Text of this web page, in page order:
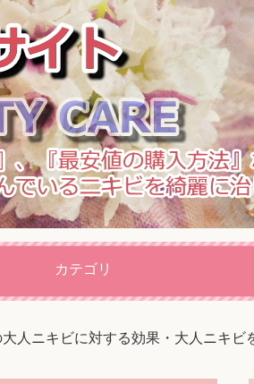
カテゴリ
大人ニキビに対する効果・大人ニキビ